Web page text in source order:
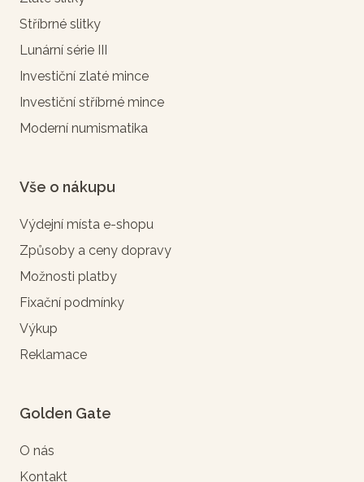
Stříbrné slitky
Lunární série III
Investiční zlaté mince
Investiční stříbrné mince
Moderní numismatika
Vše o nákupu
Výdejní místa e-shopu
Způsoby a ceny dopravy
Možnosti platby
Fixační podmínky
Výkup
Reklamace
Golden Gate
O nás
Kontakt